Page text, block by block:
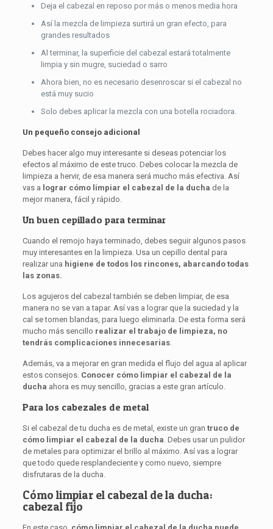
Deja el cabezal en reposo por más o menos media hora
Así la mezcla de limpieza surtirá un gran efecto, para
grandes resultados
Al terminar, la superficie del cabezal estará totalmente
limpia y sin mugre, suciedad o sarro
Ahora bien, no es necesario desenroscar si el cabezal no
está muy sucio
Solo debes aplicar la mezcla con una botella rociadora.
Un pequeño consejo adicional
Debes hacer algo muy interesante si deseas potenciar los
efectos al máximo de este truco. Debes colocar la mezcla de
limpieza a hervir, de esa manera será mucho más efectiva. Así
vas a lograr cómo limpiar el cabezal de la ducha de la
mejor manera, fácil y rápido.
Un buen cepillado para terminar
Cuando el remojo haya terminado, debes seguir algunos pasos
muy interesantes en la limpieza. Usa un cepillo dental para
realizar una higiene de todos los rincones, abarcando todas
las zonas.
Los agujeros del cabezal también se deben limpiar, de esa
manera no se van a tapar. Así vas a lograr que la suciedad y la
cal se tornen blandas, para luego eliminarla. De esta forma será
mucho más sencillo realizar el trabajo de limpieza, no
tendrás complicaciones innecesarias.
Además, va a mejorar en gran medida el flujo del agua al aplicar
estos consejos. Conocer cómo limpiar el cabezal de la
ducha ahora es muy sencillo, gracias a este gran artículo.
Para los cabezales de metal
Si el cabezal de tu ducha es de metal, existe un gran truco de
cómo limpiar el cabezal de la ducha . Debes usar un pulidor
de metales para optimizar el brillo al máximo. Así vas a lograr
que todo quede resplandeciente y como nuevo, siempre
disfrutaras de la ducha.
Cómo limpiar el cabezal de la ducha:
cabezal fijo